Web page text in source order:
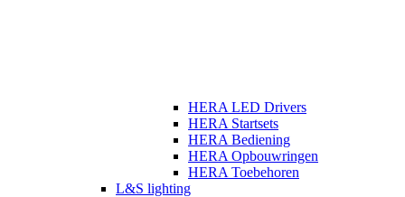
HERA LED Drivers
HERA Startsets
HERA Bediening
HERA Opbouwringen
HERA Toebehoren
L&S lighting